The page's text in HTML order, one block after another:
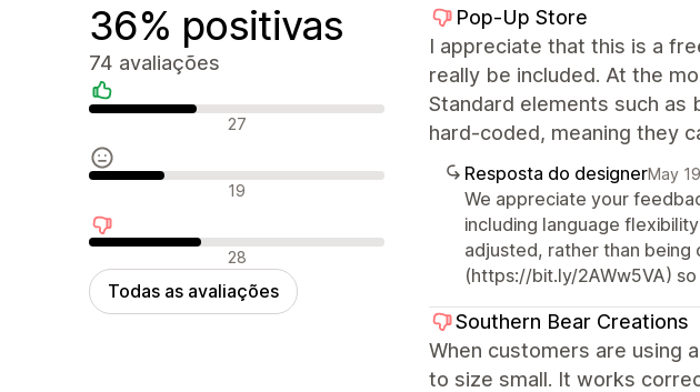
36% positivas
74 avaliações
Avaliações positivas
27
Avaliações neutras
19
Avaliações negativas
28
Todas as avaliações
Pop-Up Store
I appreciate that this is a
really be included. At the
Standard elements such
hard-coded, meaning they
Resposta do designerMay
We appreciate your
including language
adjusted, rather than
(https://bit.ly/2AWw5VA)
Southern Bear Creations
When customers are using
to size small. It works